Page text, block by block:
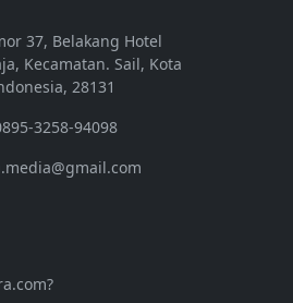
37, Belakang Hotel
Kecamatan. Sail, Kota
28131
3258-94098